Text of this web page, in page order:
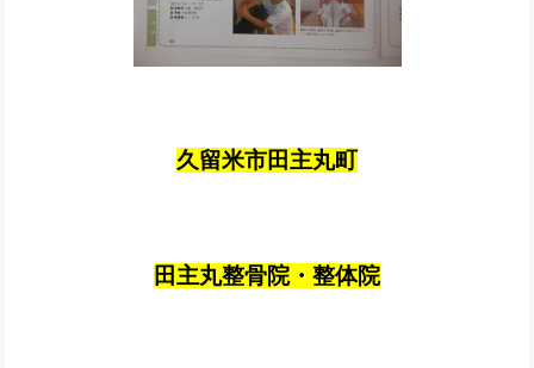
久留米市田主丸町
田主丸整骨院・整体院